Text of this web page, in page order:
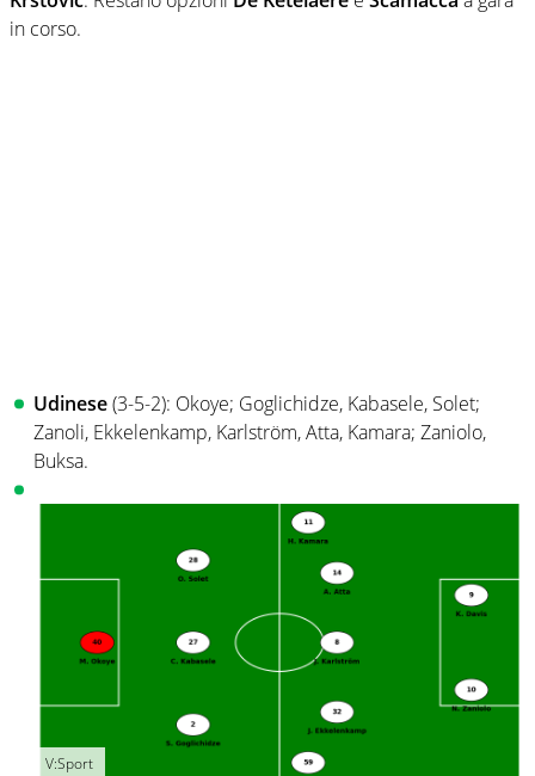
in corso.
Udinese(3-5-2): Okoye; Goglichidze, Kabasele, Solet;
Zanoli, Ekkelenkamp, Karlström, Atta, Kamara; Zaniolo,
Buksa.
V:Sport